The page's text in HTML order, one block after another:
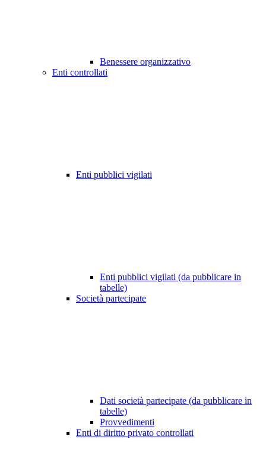
Benessere organizzativo
Enti controllati
Enti pubblici vigilati
Enti pubblici vigilati (da pubblicare in
tabelle)
Società partecipate
Dati società partecipate (da pubblicare in
tabelle)
Provvedimenti
Enti di diritto privato controllati